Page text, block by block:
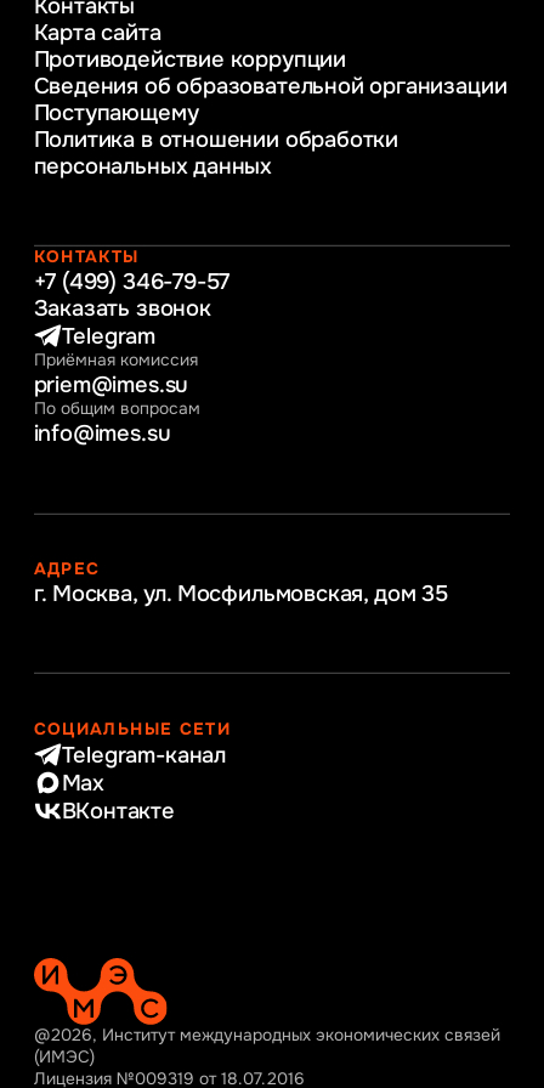
Управление инновационным развитием
предприятия
Уголовное право
Информационные технологии в бизнесе
Информационное и программное
обеспечение бизнес процессов
Управление человеческими ресурсами
Интернет-маркетинг
Контакты
Карта сайта
Противодействие коррупции
Сведения об образовательной организации
Поступающему
Политика в отношении обработки
персональных данных
КОНТАКТЫ
+7 (499) 346-79-57
Заказать звонок
Telegram
Приёмная комиссия
priem@imes.su
По общим вопросам
info@imes.su
АДРЕС
г. Москва, ул. Мосфильмовская, дом 35
СОЦИАЛЬНЫЕ СЕТИ
Telegram-канал
Max
ВКонтакте
@2026, Институт международных экономических связей
(ИМЭС)
Лицензия №009319 от 18.07.2016